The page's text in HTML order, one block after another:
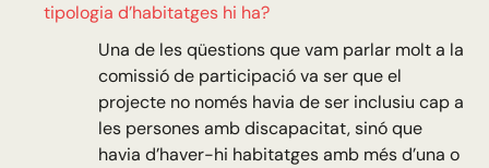
tipologia d’habitatges hi ha?
Una de les qüestions que vam parlar molt a la
comissió de participació va ser que el
projecte no només havia de ser inclusiu cap a
les persones amb discapacitat, sinó que
havia d’haver-hi habitatges amb més d’una o